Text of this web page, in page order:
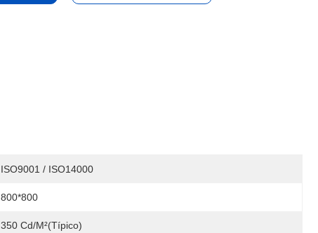
ISO9001 / ISO14000
800*800
350 Cd/m²(Típico)